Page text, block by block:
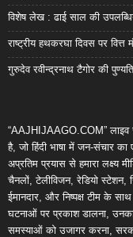
विशेष लेख : ढाई साल की
राष्ट्रीय हथकरघा दिवस पर
गुरुदेव रवीन्द्रनाथ टैगोर की
“AAJHIJAAGO.COM” लाइव
है, जो हिंदी भाषा में जन-संचार
अप्रतिम प्रयास से हमारा लक्ष्य
चैनलों, टेलीविजन, रेडियो स्टेशन,
ईमानदार, और निष्पक्ष टीम के
घटनाओं पर प्रकाश डालना,
समस्याओं को उजागर करना,